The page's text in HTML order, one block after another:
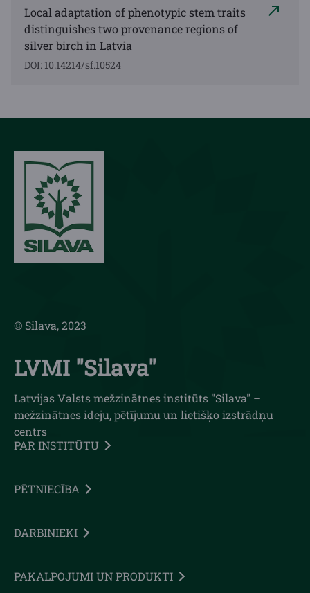
Local adaptation of phenotypic stem traits
distinguishes two provenance regions of
silver birch in Latvia
DOI: 10.14214/sf.10524
© Silava, 2023
LVMI "Silava"
Latvijas Valsts mežzinātnes institūts "Silava" –
mežzinātnes ideju, pētījumu un lietišķo izstrādņu
centrs
PAR INSTITŪTU
PĒTNIECĪBA
DARBINIEKI
PAKALPOJUMI UN PRODUKTI